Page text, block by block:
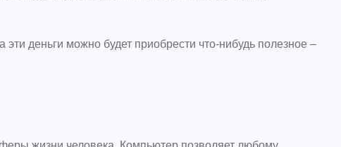
деньги можно будет приобрести что-нибудь полезное –